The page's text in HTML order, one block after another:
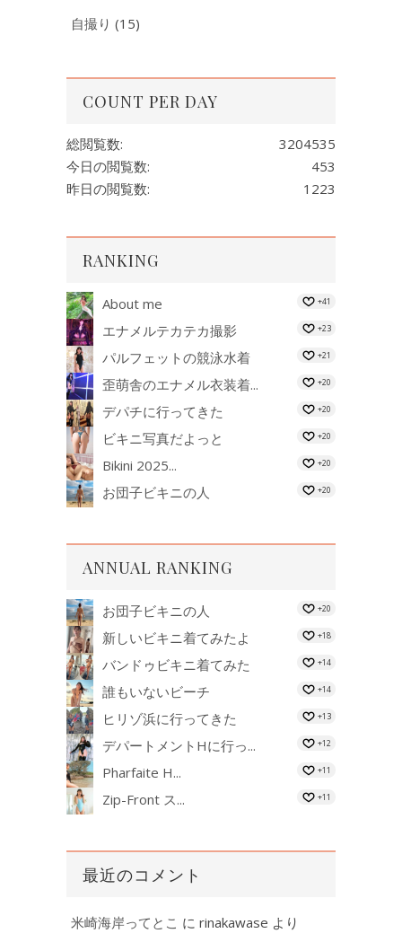
自撮り (15)
COUNT PER DAY
3204535
総閲覧数:
453
今日の閲覧数:
1223
昨日の閲覧数:
RANKING
About me +41
エナメルテカテカ撮影 +23
パルフェットの競泳水着 +21
歪萌舎のエナメル衣装着... +20
デパチに行ってきた +20
ビキニ写真だよっと +20
Bikini 2025... +20
お団子ビキニの人 +20
ANNUAL RANKING
お団子ビキニの人 +20
新しいビキニ着てみたよ +18
バンドゥビキニ着てみた +14
誰もいないビーチ +14
ヒリゾ浜に行ってきた +13
デパートメントHに行っ... +12
Pharfaite H... +11
Zip-Front ス... +11
最近のコメント
米崎海岸ってとこ に rinakawase より